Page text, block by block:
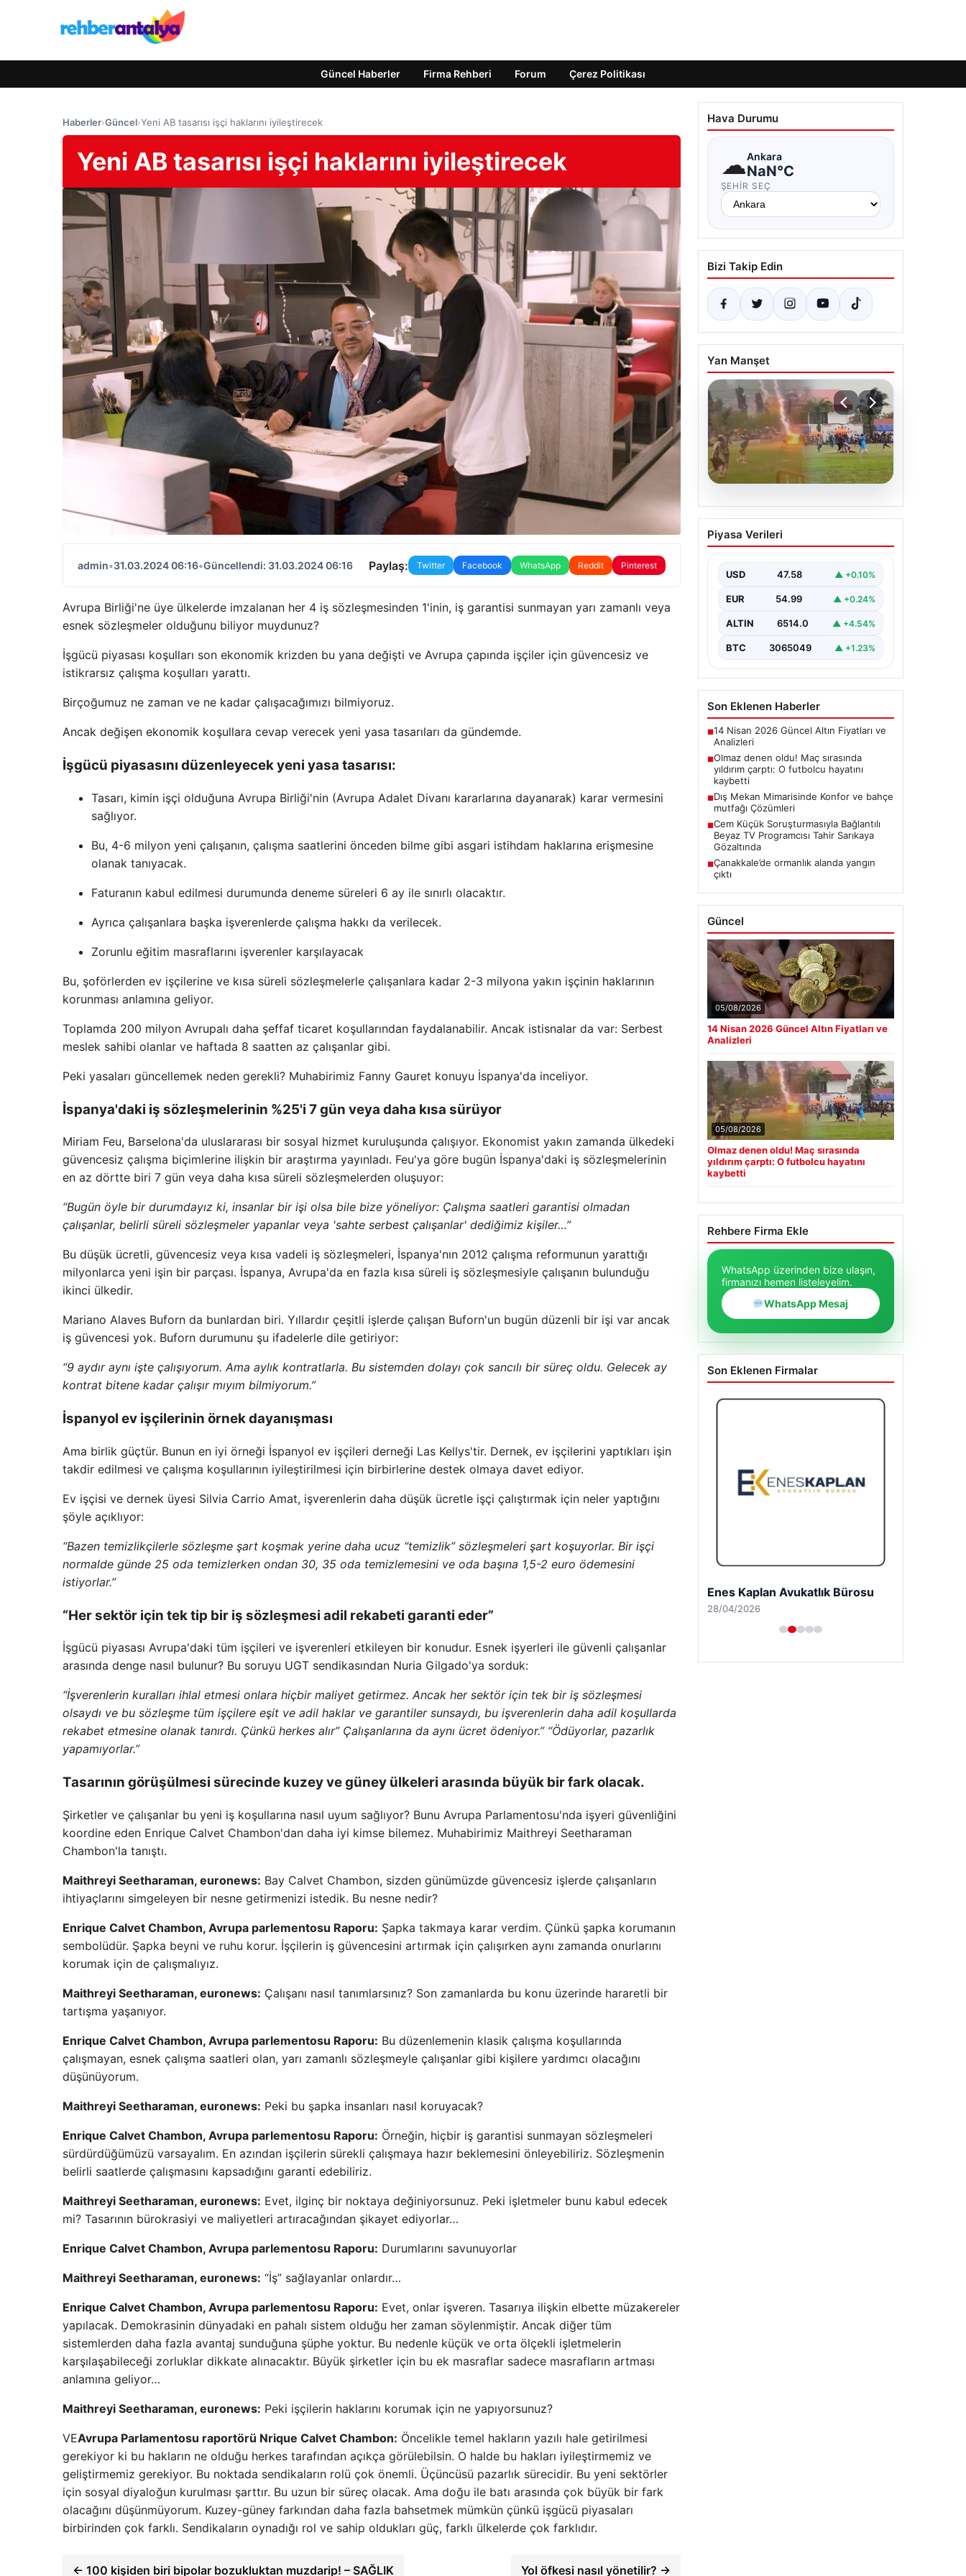
Güncel Haberler Firma Rehberi Forum Çerez Politikası
Haberler›Güncel›Yeni AB tasarısı işçi haklarını iyileştirecek
Yeni AB tasarısı işçi haklarını iyileştirecek
admin•31.03.2024 06:16•Güncellendi: 31.03.2024 06:16 Paylaş: Twitter Facebook WhatsApp Reddit Pinterest
Avrupa Birliği'ne üye ülkelerde imzalanan her 4 iş sözleşmesinden 1'inin, iş garantisi sunmayan yarı zamanlı veya
esnek sözleşmeler olduğunu biliyor muydunuz?
İşgücü piyasası koşulları son ekonomik krizden bu yana değişti ve Avrupa çapında işçiler için güvencesiz ve
istikrarsız çalışma koşulları yarattı.
Birçoğumuz ne zaman ve ne kadar çalışacağımızı bilmiyoruz.
Ancak değişen ekonomik koşullara cevap verecek yeni yasa tasarıları da gündemde.
İşgücü piyasasını düzenleyecek yeni yasa tasarısı:
Tasarı, kimin işçi olduğuna Avrupa Birliği'nin (Avrupa Adalet Divanı kararlarına dayanarak) karar vermesini
sağlıyor.
Bu, 4-6 milyon yeni çalışanın, çalışma saatlerini önceden bilme gibi asgari istihdam haklarına erişmesine
olanak tanıyacak.
Faturanın kabul edilmesi durumunda deneme süreleri 6 ay ile sınırlı olacaktır.
Ayrıca çalışanlara başka işverenlerde çalışma hakkı da verilecek.
Zorunlu eğitim masraflarını işverenler karşılayacak
Bu, şoförlerden ev işçilerine ve kısa süreli sözleşmelerle çalışanlara kadar 2-3 milyona yakın işçinin haklarının
korunması anlamına geliyor.
Toplamda 200 milyon Avrupalı ​​daha şeffaf ticaret koşullarından faydalanabilir. Ancak istisnalar da var: Serbest
meslek sahibi olanlar ve haftada 8 saatten az çalışanlar gibi.
Peki yasaları güncellemek neden gerekli? Muhabirimiz Fanny Gauret konuyu İspanya'da inceliyor.
İspanya'daki iş sözleşmelerinin %25'i 7 gün veya daha kısa sürüyor
Miriam Feu, Barselona'da uluslararası bir sosyal hizmet kuruluşunda çalışıyor. Ekonomist yakın zamanda ülkedeki
güvencesiz çalışma biçimlerine ilişkin bir araştırma yayınladı. Feu'ya göre bugün İspanya'daki iş sözleşmelerinin
en az dörtte biri 7 gün veya daha kısa süreli sözleşmelerden oluşuyor:
“Bugün öyle bir durumdayız ki, insanlar bir işi olsa bile bize yöneliyor: Çalışma saatleri garantisi olmadan
çalışanlar, belirli süreli sözleşmeler yapanlar veya 'sahte serbest çalışanlar' dediğimiz kişiler…”
Bu düşük ücretli, güvencesiz veya kısa vadeli iş sözleşmeleri, İspanya'nın 2012 çalışma reformunun yarattığı
milyonlarca yeni işin bir parçası. İspanya, Avrupa'da en fazla kısa süreli iş sözleşmesiyle çalışanın bulunduğu
ikinci ülkedir.
Mariano Alaves Buforn da bunlardan biri. Yıllardır çeşitli işlerde çalışan Buforn'un bugün düzenli bir işi var ancak
iş güvencesi yok. Buforn durumunu şu ifadelerle dile getiriyor:
“9 aydır aynı işte çalışıyorum. Ama aylık kontratlarla. Bu sistemden dolayı çok sancılı bir süreç oldu. Gelecek ay
kontrat bitene kadar çalışır mıyım bilmiyorum.”
İspanyol ev işçilerinin örnek dayanışması
Ama birlik güçtür. Bunun en iyi örneği İspanyol ev işçileri derneği Las Kellys'tir. Dernek, ev işçilerini yaptıkları işin
takdir edilmesi ve çalışma koşullarının iyileştirilmesi için birbirlerine destek olmaya davet ediyor.
Ev işçisi ve dernek üyesi Silvia Carrio Amat, işverenlerin daha düşük ücretle işçi çalıştırmak için neler yaptığını
şöyle açıklıyor:
“Bazen temizlikçilerle sözleşme şart koşmak yerine daha ucuz “temizlik” sözleşmeleri şart koşuyorlar. Bir işçi
normalde günde 25 oda temizlerken ondan 30, 35 oda temizlemesini ve oda başına 1,5-2 euro ödemesini
istiyorlar.”
“Her sektör için tek tip bir iş sözleşmesi adil rekabeti garanti eder”
İşgücü piyasası Avrupa'daki tüm işçileri ve işverenleri etkileyen bir konudur. Esnek işyerleri ile güvenli çalışanlar
arasında denge nasıl bulunur? Bu soruyu UGT sendikasından Nuria Gilgado'ya sorduk:
“İşverenlerin kuralları ihlal etmesi onlara hiçbir maliyet getirmez. Ancak her sektör için tek bir iş sözleşmesi
olsaydı ve bu sözleşme tüm işçilere eşit ve adil haklar ve garantiler sunsaydı, bu işverenlerin daha adil koşullarda
rekabet etmesine olanak tanırdı. Çünkü herkes alır” Çalışanlarına da aynı ücret ödeniyor.” “Ödüyorlar, pazarlık
yapamıyorlar.”
Tasarının görüşülmesi sürecinde kuzey ve güney ülkeleri arasında büyük bir fark olacak.
Şirketler ve çalışanlar bu yeni iş koşullarına nasıl uyum sağlıyor? Bunu Avrupa Parlamentosu'nda işyeri güvenliğini
koordine eden Enrique Calvet Chambon'dan daha iyi kimse bilemez. Muhabirimiz Maithreyi Seetharaman
Chambon'la tanıştı.
Maithreyi Seetharaman, euronews: Bay Calvet Chambon, sizden günümüzde güvencesiz işlerde çalışanların
ihtiyaçlarını simgeleyen bir nesne getirmenizi istedik. Bu nesne nedir?
Enrique Calvet Chambon, Avrupa parlementosu Raporu: Şapka takmaya karar verdim. Çünkü şapka korumanın
sembolüdür. Şapka beyni ve ruhu korur. İşçilerin iş güvencesini artırmak için çalışırken aynı zamanda onurlarını
korumak için de çalışmalıyız.
Maithreyi Seetharaman, euronews: Çalışanı nasıl tanımlarsınız? Son zamanlarda bu konu üzerinde hararetli bir
tartışma yaşanıyor.
Enrique Calvet Chambon, Avrupa parlementosu Raporu: Bu düzenlemenin klasik çalışma koşullarında
çalışmayan, esnek çalışma saatleri olan, yarı zamanlı sözleşmeyle çalışanlar gibi kişilere yardımcı olacağını
düşünüyorum.
Maithreyi Seetharaman, euronews: Peki bu şapka insanları nasıl koruyacak?
Enrique Calvet Chambon, Avrupa parlementosu Raporu: Örneğin, hiçbir iş garantisi sunmayan sözleşmeleri
sürdürdüğümüzü varsayalım. En azından işçilerin sürekli çalışmaya hazır beklemesini önleyebiliriz. Sözleşmenin
belirli saatlerde çalışmasını kapsadığını garanti edebiliriz.
Maithreyi Seetharaman, euronews: Evet, ilginç bir noktaya değiniyorsunuz. Peki işletmeler bunu kabul edecek
mi? Tasarının bürokrasiyi ve maliyetleri artıracağından şikayet ediyorlar…
Enrique Calvet Chambon, Avrupa parlementosu Raporu: Durumlarını savunuyorlar
Maithreyi Seetharaman, euronews: “İş” sağlayanlar onlardır…
Enrique Calvet Chambon, Avrupa parlementosu Raporu: Evet, onlar işveren. Tasarıya ilişkin elbette müzakereler
yapılacak. Demokrasinin dünyadaki en pahalı sistem olduğu her zaman söylenmiştir. Ancak diğer tüm
sistemlerden daha fazla avantaj sunduğuna şüphe yoktur. Bu nedenle küçük ve orta ölçekli işletmelerin
karşılaşabileceği zorluklar dikkate alınacaktır. Büyük şirketler için bu ek masraflar sadece masrafların artması
anlamına geliyor…
Maithreyi Seetharaman, euronews: Peki işçilerin haklarını korumak için ne yapıyorsunuz?
VEAvrupa Parlamentosu raportörü Nrique Calvet Chambon: Öncelikle temel hakların yazılı hale getirilmesi
gerekiyor ki bu hakların ne olduğu herkes tarafından açıkça görülebilsin. O halde bu hakları iyileştirmemiz ve
geliştirmemiz gerekiyor. Bu noktada sendikaların rolü çok önemli. Üçüncüsü pazarlık sürecidir. Bu yeni sektörler
için sosyal diyaloğun kurulması şarttır. Bu uzun bir süreç olacak. Ama doğu ile batı arasında çok büyük bir fark
olacağını düşünmüyorum. Kuzey-güney farkından daha fazla bahsetmek mümkün çünkü işgücü piyasaları
birbirinden çok farklı. Sendikaların oynadığı rol ve sahip oldukları güç, farklı ülkelerde çok farklıdır.
← 100 kişiden biri bipolar bozukluktan muzdarip! – SAĞLIK Yol öfkesi nasıl yönetilir? →
Hava Durumu
☁Ankara
NaN°C
ŞEHIR SEÇ
Bizi Takip Edin
Yan Manşet
05.08.2026
Olmaz denen oldu! Maç
sırasında yıldırım çarptı:
kaybetti
Piyasa Verileri
USD 47.58 ▲ +0.10%
EUR 54.99 ▲ +0.24%
ALTIN 6514.0 ▲ +4.54%
BTC 3065049 ▲ +1.23%
Son Eklenen Haberler
■14 Nisan 2026 Güncel Altın Fiyatları ve
Analizleri
■Olmaz denen oldu! Maç sırasında
yıldırım çarptı: O futbolcu hayatını
kaybetti
■Dış Mekan Mimarisinde Konfor ve bahçe
mutfağı Çözümleri
■Cem Küçük Soruşturmasıyla Bağlantılı
Beyaz TV Programcısı Tahir Sarıkaya
Gözaltında
■Çanakkale’de ormanlık alanda yangın
çıktı
Güncel
05/08/2026
14 Nisan 2026 Güncel Altın Fiyatları ve
Analizleri
05/08/2026
Olmaz denen oldu! Maç sırasında
yıldırım çarptı: O futbolcu hayatını
kaybetti
Rehbere Firma Ekle
WhatsApp üzerinden bize ulaşın,
firmanızı hemen listeleyelim.
WhatsApp Mesaj
Son Eklenen Firmalar
Enes Kaplan Avukatlık Bürosu
28/04/2026